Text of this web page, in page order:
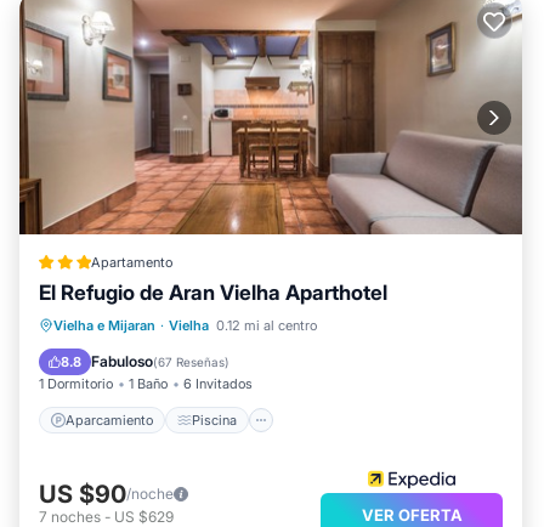
Apartamento
El Refugio de Aran Vielha Aparthotel
Vielha e Mijaran · Vielha 0.12 mi al centro
8.8 Fabuloso(67 Reseñas)
1 Dormitorio 1 Baño 6 Invitados
Aparcamiento Piscina
Aparcamiento
Piscina
Balcón/Terraza
US $90/noche
7 noches - US $629 VER OFERTA